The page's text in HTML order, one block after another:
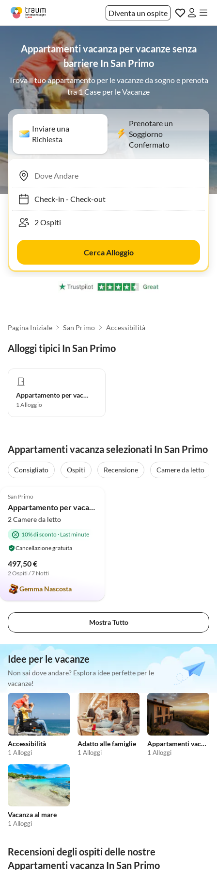
Diventa un ospite
Appartamenti vacanza per vacanze senza
barriere In San Primo
Trova il tuo appartamento per le vacanze da sogno e prenota
tra 1 Case per le Vacanze
Inviare una
Richiesta
Prenotare un
Soggiorno
Confermato
Check-in- Check-out
Cerca Alloggio
Pagina Iniziale San Primo Accessibilità
Alloggi tipici In San Primo
Appartamento per vacanze
1Alloggio
Appartamenti vacanza selezionati In San Primo
Consigliato Ospiti Recensione
Camere da letto
San Primo
Appartamento per vacanze Dissinger Rosi "Valerie"
2 Camere da letto
10% di sconto· Last minute
Cancellazione gratuita
497,50 €
2 Ospiti / 7 Notti
Gemma Nascosta
Mostra Tutto
Idee per le vacanze
Non sai dove andare? Esplora idee perfette per le
vacanze!
Accessibilità
1 Alloggi
Adatto alle famiglie
1 Alloggi
Appartamenti vacanze economici
1 Alloggi
Vacanza al mare
1 Alloggi
Recensioni degli ospiti delle nostre
Appartamenti vacanza In San Primo